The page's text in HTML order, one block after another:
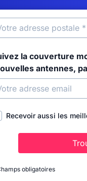
la couverture
antennes,
Recevoir aussi les
obligatoires